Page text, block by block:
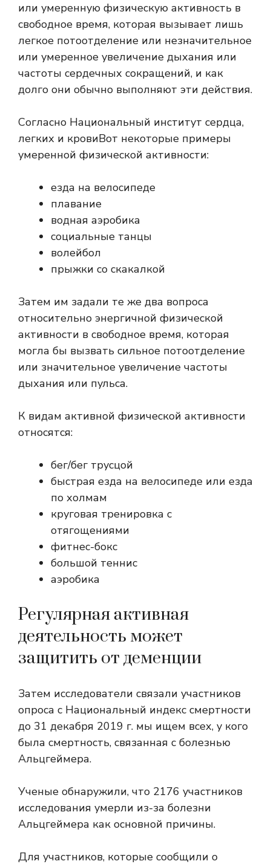
или умеренную физическую активность в
свободное время, которая вызывает лишь
легкое потоотделение или незначительное
или умеренное увеличение дыхания или
частоты сердечных сокращений, и как
долго они обычно выполняют эти действия.
Согласно Национальный институт сердца,
легких и кровиВот некоторые примеры
умеренной физической активности:
езда на велосипеде
плавание
водная аэробика
социальные танцы
волейбол
прыжки со скакалкой
Затем им задали те же два вопроса
относительно энергичной физической
активности в свободное время, которая
могла бы вызвать сильное потоотделение
или значительное увеличение частоты
дыхания или пульса.
К видам активной физической активности
относятся:
бег/бег трусцой
быстрая езда на велосипеде или езда
по холмам
круговая тренировка с
отягощениями
фитнес-бокс
большой теннис
аэробика
Регулярная активная
деятельность может
защитить от деменции
Затем исследователи связали участников
опроса с Национальный индекс смертности
до 31 декабря 2019 г. мы ищем всех, у кого
была смертность, связанная с болезнью
Альцгеймера.
Ученые обнаружили, что 2176 участников
исследования умерли из-за болезни
Альцгеймера как основной причины.
Для участников, которые сообщили о